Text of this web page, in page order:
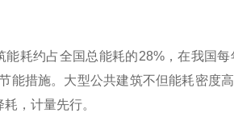
能耗约占全国总能耗的28%，在我国
能措施。大型公共建筑不但能耗密度
，计量先行。